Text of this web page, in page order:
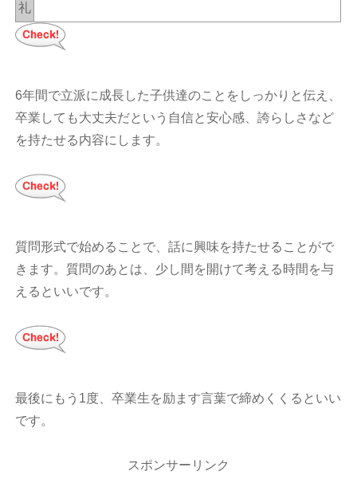
礼
6年間で立派に成長した子供達のことをしっかりと伝え、
卒業しても大丈夫だという自信と安心感、誇らしさなど
を持たせる内容にします。
質問形式で始めることで、話に興味を持たせることがで
きます。質問のあとは、少し間を開けて考える時間を与
えるといいです。
最後にもう1度、卒業生を励ます言葉で締めくくるといい
です。
スポンサーリンク